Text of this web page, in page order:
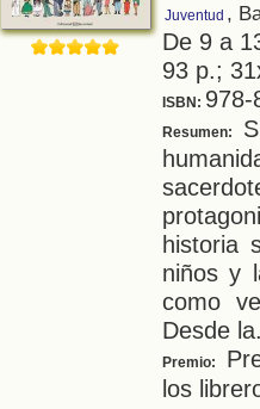
Juventud ,
De 9 a
93 p.;
ISBN: 978-
Resumen:
historia
niños y
como
Desde la
Premio:
los